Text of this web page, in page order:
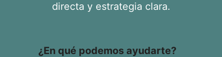
directa y estrategia clara.
¿En qué podemos ayudarte?